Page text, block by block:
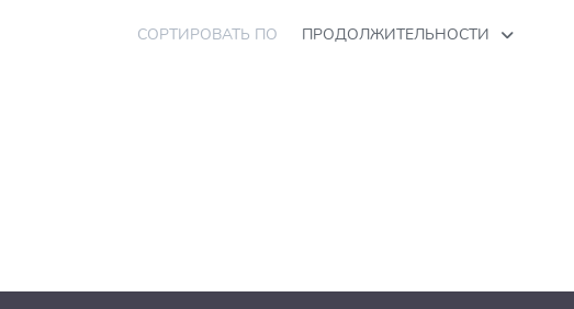
СОРТИРОВАТЬ ПО ПРОДОЛЖИТЕЛЬНОСТИ